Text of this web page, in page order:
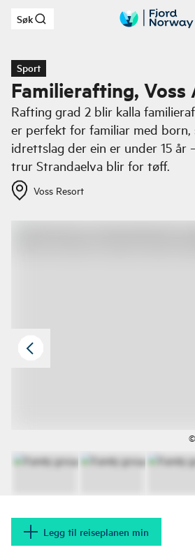
Hopp til hovedinnhold
Søk
Sport
Familierafting, Voss
Rafting grad 2 blir kalla
er perfekt for familiar med born,
idrettslag der ein er under 15 år
trur Strandaelva blir for tøff.
Voss Resort
Legg til reiseplanen min